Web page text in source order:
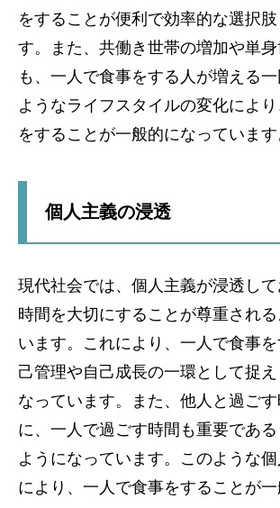
をすることが便利で効率的な選択
す。また、共働き世帯の増加や単
も、一人で食事をする人が増える
ようなライフスタイルの変化によ
をすることが一般的になっています
個人主義の浸透
現代社会では、個人主義が浸透し
時間を大切にすることが尊重され
います。これにより、一人で食事
己管理や自己成長の一環として捉
なっています。また、他人と過ご
に、一人で過ごす時間も重要であ
ようになっています。このような
により、一人で食事をすることが一